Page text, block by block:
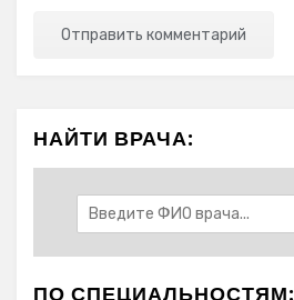
НАЙТИ ВРАЧА:
ПО СПЕЦИАЛЬНОСТЯМ: